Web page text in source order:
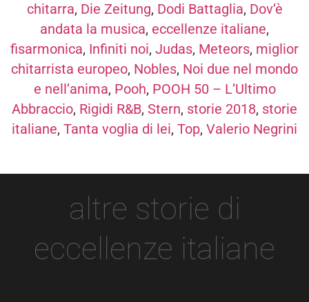
chitarra, Die Zeitung, Dodi Battaglia, Dov’è
andata la musica, eccellenze italiane,
fisarmonica, Infiniti noi, Judas, Meteors, miglior
chitarrista europeo, Nobles, Noi due nel mondo
e nell’anima, Pooh, POOH 50 – L’Ultimo
Abbraccio, Rigidi R&B, Stern, storie 2018, storie
italiane, Tanta voglia di lei, Top, Valerio Negrini
altre storie di
eccellenze italiane